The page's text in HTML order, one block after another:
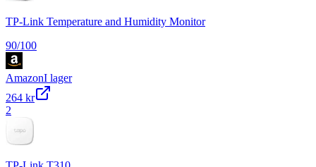
TP-Link Temperature and Humidity Monitor
90/100
AmazonI lager
264 kr
2